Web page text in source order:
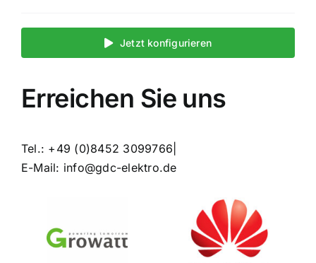
Jetzt konfigurieren
Erreichen Sie uns
Tel.: +49 (0)8452 3099766|
E-Mail: info@gdc-elektro.de